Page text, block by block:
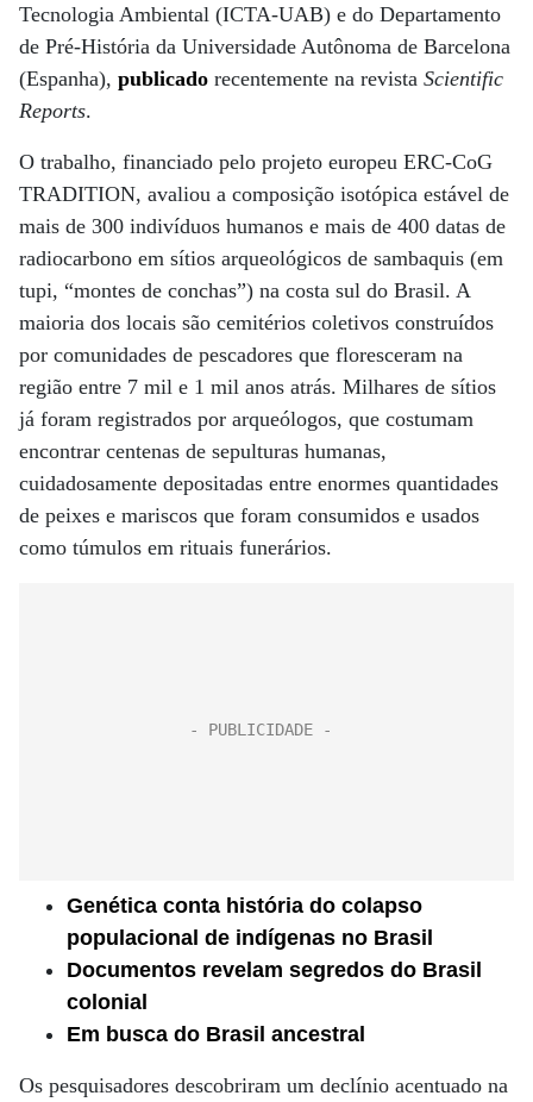
Tecnologia Ambiental (ICTA-UAB) e do Departamento
de Pré-História da Universidade Autônoma de Barcelona
(Espanha), ​​ publicado recentemente na revista Scientific
Reports.
O trabalho, financiado pelo projeto europeu ERC-CoG
TRADITION, avaliou a composição isotópica estável de
mais de 300 indivíduos humanos e mais de 400 datas de
radiocarbono em sítios arqueológicos de sambaquis (em
tupi, “montes de conchas”) na costa sul do Brasil. A
maioria dos locais são cemitérios coletivos construídos
por comunidades de pescadores que floresceram na
região entre 7 mil e 1 mil anos atrás. Milhares de sítios
já foram registrados por arqueólogos, que costumam
encontrar centenas de sepulturas humanas,
cuidadosamente depositadas entre enormes quantidades
de peixes e mariscos que foram consumidos e usados ​​
como túmulos em rituais funerários.
Genética conta história do colapso
populacional de indígenas no Brasil
Documentos revelam segredos do Brasil
colonial
Em busca do Brasil ancestral
Os pesquisadores descobriram um declínio acentuado na